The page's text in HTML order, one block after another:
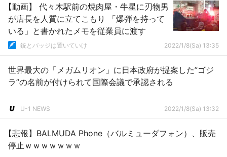
【動画】 代々木駅前の焼肉屋・牛星に刃物男
が店長を人質に立てこもり 「爆弾を持って
いる」と書かれたメモを従業員に渡す
銃とバッジは置いていけ 2022/1/8(Sa) 13:35
世界最大の「メガムリオン」に日本政府が提案した”ゴジ
ラ”の名前が付けられて国際会議で承認される
U-1 NEWS 2022/1/8(Sa) 13:32
【悲報】BALMUDA Phone（バルミューダフォン）、販売
停止ｗｗｗｗｗｗｗ